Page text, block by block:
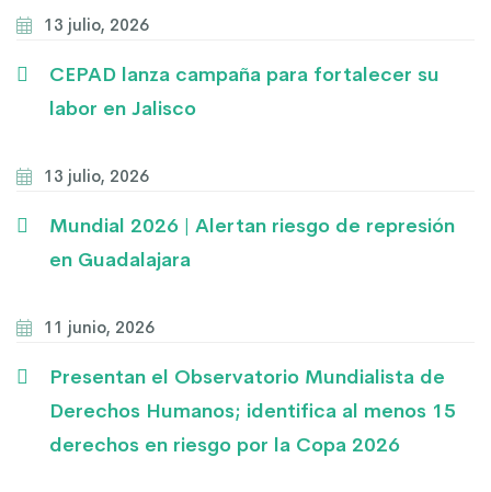
13 julio, 2026
CEPAD lanza campaña para fortalecer su
labor en Jalisco
13 julio, 2026
Mundial 2026 | Alertan riesgo de represión
en Guadalajara
11 junio, 2026
Presentan el Observatorio Mundialista de
Derechos Humanos; identifica al menos 15
derechos en riesgo por la Copa 2026